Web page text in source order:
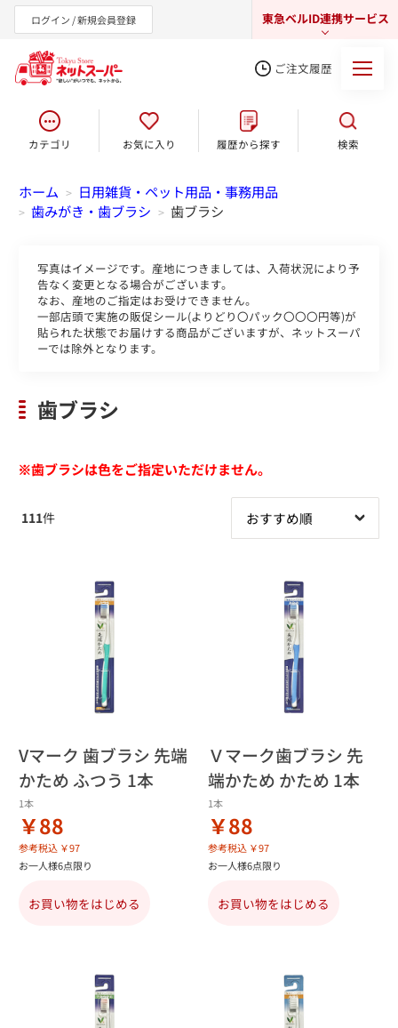
ログイン / 新規会員登録 東急ベルID連携サービス
東急オンラインショップ
ご注文履歴
カテゴリ お気に入り 履歴から探す 検索
ホーム > 日用雑貨・ペット用品・事務用品
> 歯みがき・歯ブラシ > 歯ブラシ
写真はイメージです。産地につきましては、入荷状況により予
告なく変更となる場合がございます。
なお、産地のご指定はお受けできません。
一部店頭で実施の販促シール(よりどり〇パック〇〇〇円等)が
貼られた状態でお届けする商品がございますが、ネットスーパ
ーでは除外となります。
歯ブラシ
※歯ブラシは色をご指定いただけません。
111件
Vマーク 歯ブラシ 先端
かため ふつう 1本
1本
￥88
参考税込 ￥97
お一人様6点限り
お買い物をはじめる
Ｖマーク歯ブラシ 先
端かため かため 1本
1本
￥88
参考税込 ￥97
お一人様6点限り
お買い物をはじめる